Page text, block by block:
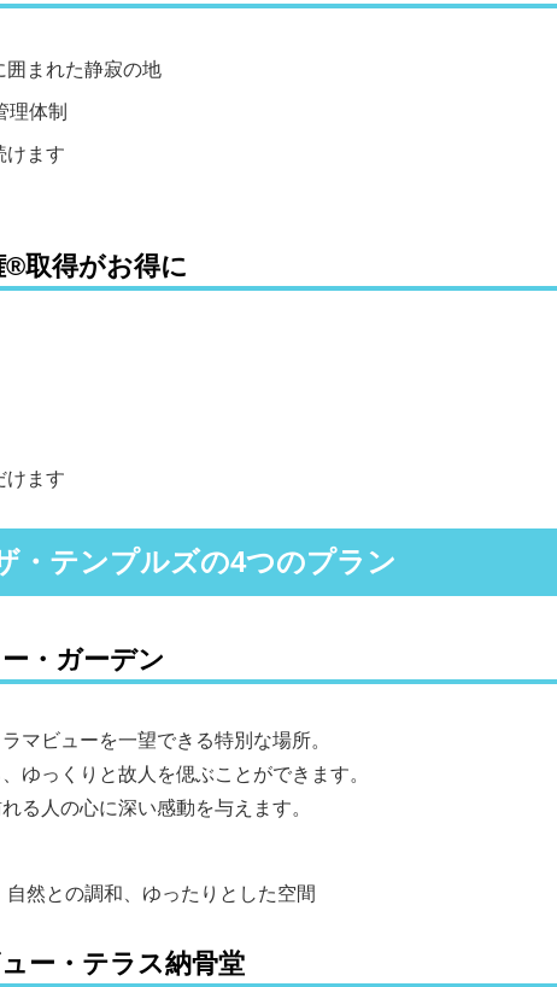
囲まれた静寂の地
理体制
けます
取得がお得に
けます
・テンプルズの4つのプラン
・ガーデン
マビューを一望できる特別な場所。
ゆっくりと故人を偲ぶことができます。
る人の心に深い感動を与えます。
然との調和、ゆったりとした空間
ー・テラス納骨堂